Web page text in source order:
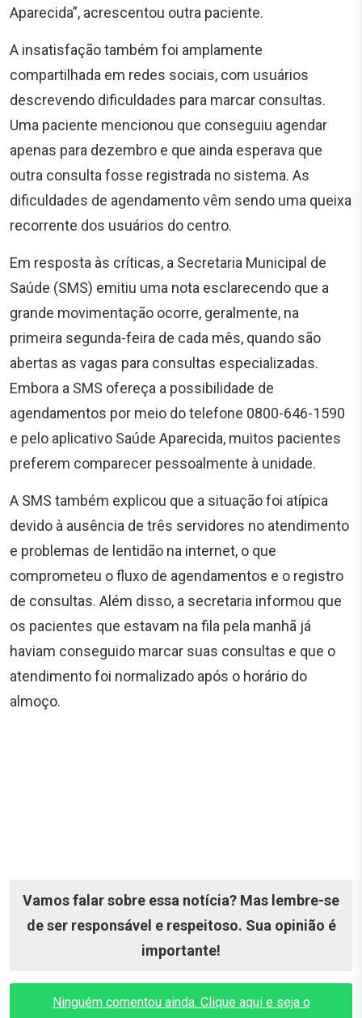
Aparecida”, acrescentou outra paciente.
A insatisfação também foi amplamente
compartilhada em redes sociais, com usuários
descrevendo dificuldades para marcar consultas.
Uma paciente mencionou que conseguiu agendar
apenas para dezembro e que ainda esperava que
outra consulta fosse registrada no sistema. As
dificuldades de agendamento vêm sendo uma queixa
recorrente dos usuários do centro.
Em resposta às críticas, a Secretaria Municipal de
Saúde (SMS) emitiu uma nota esclarecendo que a
grande movimentação ocorre, geralmente, na
primeira segunda-feira de cada mês, quando são
abertas as vagas para consultas especializadas.
Embora a SMS ofereça a possibilidade de
agendamentos por meio do telefone 0800-646-1590
e pelo aplicativo Saúde Aparecida, muitos pacientes
preferem comparecer pessoalmente à unidade.
A SMS também explicou que a situação foi atípica
devido à ausência de três servidores no atendimento
e problemas de lentidão na internet, o que
comprometeu o fluxo de agendamentos e o registro
de consultas. Além disso, a secretaria informou que
os pacientes que estavam na fila pela manhã já
haviam conseguido marcar suas consultas e que o
atendimento foi normalizado após o horário do
almoço.
Vamos falar sobre essa notícia? Mas lembre-se
de ser responsável e respeitoso. Sua opinião é
importante!
Ninguém comentou ainda. Clique aqui e seja o